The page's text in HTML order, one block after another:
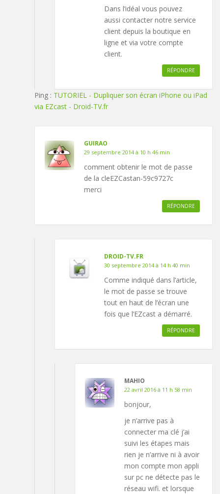
Dans l’idéal vous pouvez
aussi contacter notre service
client depuis la boutique en
ligne et via votre compte
client.
RÉPONDRE
Ping : TUTORIEL - Dupliquer son écran iPhone ou iPad
via EZcast - Droid-TV.fr
GUIRAO
29 septembre 2014 à 10 h 46 min
comment obtenir le mot de passe
de la cleEZCastan-59c9727c
merci
RÉPONDRE
DROID-TV.FR
30 septembre 2014 à 14 h 40 min
Comme indiqué dans l’article,
le mot de passe se trouve
tout en haut de l’écran une
fois que l’EZcast a démarré.
RÉPONDRE
MAHIO
22 avril 2016 à 11 h 58 min
bonjour,
je n’arrive pas à
connecter ma clé j’ai
suivi les étapes mais
rien je n’arrive ni à avoir
mon compte mon appli
sur pc ne détecte pas le
réseau wifi. et lorsque